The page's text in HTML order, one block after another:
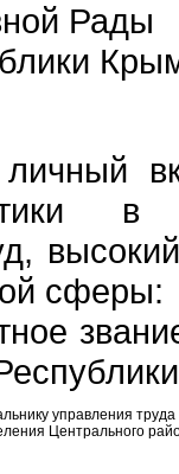
Рады
в
сферы:
управления
Центрального